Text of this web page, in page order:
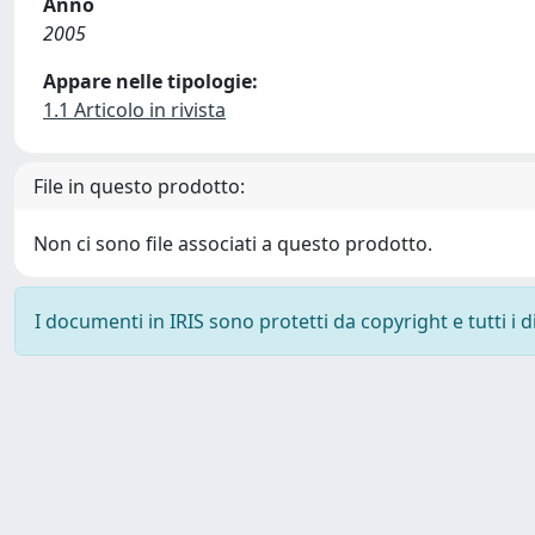
2005
Appare nelle tipologie:
1.1 Articolo in rivista
File in questo prodotto:
Non ci sono file associati a questo prodotto.
I documenti in IRIS sono protetti da copyright e tutti i